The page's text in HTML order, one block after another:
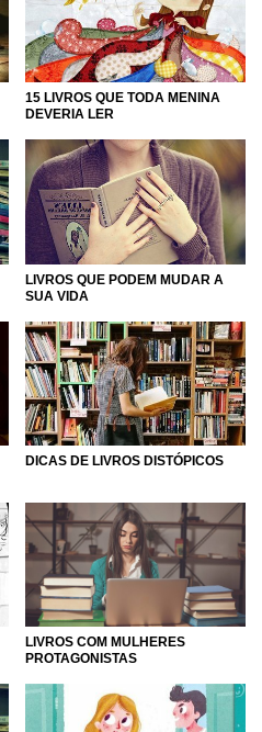
15 LIVROS QUE TODA MENINA
DEVERIA LER
LIVROS QUE PODEM MUDAR A
SUA VIDA
DICAS DE LIVROS DISTÓPICOS
LIVROS COM MULHERES
PROTAGONISTAS